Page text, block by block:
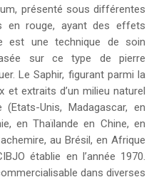
présenté sous différentes
en rouge, ayant des effets
est une technique de soin
sur ce type de pierre
Le Saphir, figurant parmi la
et extraits d’un milieu naturel
Unis, Madagascar, en
en Thaïlande en Chine, en
au Brésil, en Afrique
établie en l’année 1970.
dans diverses